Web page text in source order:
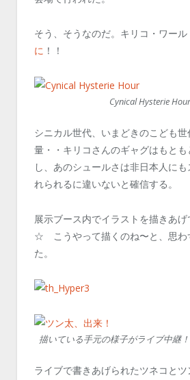
そう、そうなのだ。キリコ・ワー
に ！！
Cynical Hysterie Hour
シニカル世代、いまどきのこども
量・・キリコさんのギャグはもと
し、あのシュールさは非日本人に
れられるに違いないと確信する。
展示ブース内でイラストを描きあ
☆ こうやって描くのね〜と、思わ
た。
描いている手元の様子がライブ中継
ライブで書きあげられたツネコとツ